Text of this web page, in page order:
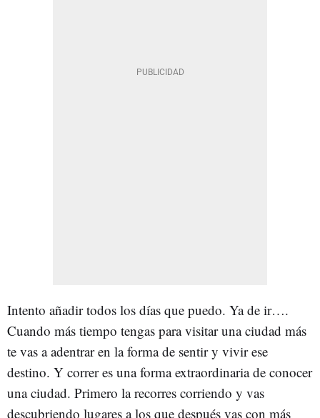
Intento añadir todos los días que puedo. Ya de ir….
Cuando más tiempo tengas para visitar una ciudad más
te vas a adentrar en la forma de sentir y vivir ese
destino. Y correr es una forma extraordinaria de conocer
una ciudad. Primero la recorres corriendo y vas
descubriendo lugares a los que después vas con más